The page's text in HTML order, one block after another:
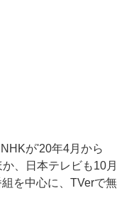
が'20年4月から
、日本テレビも10月
を中心に、TVerで無